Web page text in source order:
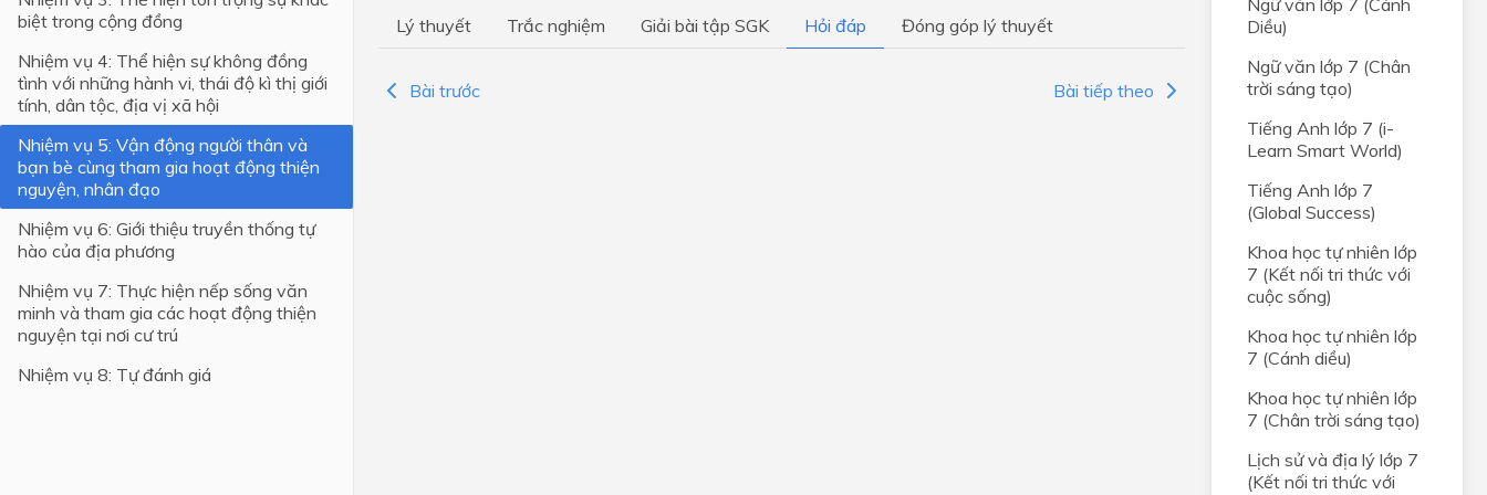
Lớp 3
Lớp 2
Lớp 1
Chủ đề 8: Khám phá thế giới
biệt trong cộng đồng
Nhiệm vụ 4: Thể hiện sự không đồng
tình với những hành vi, thái độ kì thị giới
tính, dân tộc, địa vị xã hội
Nhiệm vụ 5: Vận động người thân và
bạn bè cùng tham gia hoạt động thiện
nguyện, nhân đạo
Nhiệm vụ 6: Giới thiệu truyền thống tự
hào của địa phương
Nhiệm vụ 7: Thực hiện nếp sống văn
minh và tham gia các hoạt động thiện
nguyện tại nơi cư trú
Nhiệm vụ 8: Tự đánh giá
Lý thuyết Trắc nghiệm Giải bài tập SGK Hỏi đáp Đóng góp lý thuyết
Bài trước Bài tiếp theo
Ngữ văn lớp 7 (Cánh
Diều)
Ngữ văn lớp 7 (Chân
trời sáng tạo)
Tiếng Anh lớp 7 (i-
Learn Smart World)
Tiếng Anh lớp 7
(Global Success)
Khoa học tự nhiên lớp
7 (Kết nối tri thức với
cuộc sống)
Khoa học tự nhiên lớp
7 (Cánh diều)
Khoa học tự nhiên lớp
7 (Chân trời sáng tạo)
Lịch sử và địa lý lớp 7
(Kết nối tri thức với